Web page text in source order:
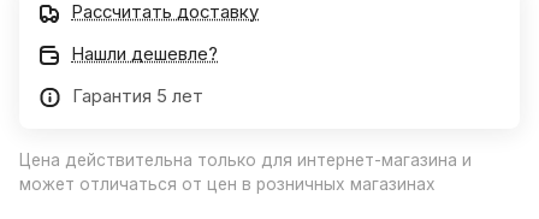
Рассчитать доставку
Нашли дешевле?
Гарантия 5 лет
Цена действительна только для интернет-магазина и
может отличаться от цен в розничных магазинах